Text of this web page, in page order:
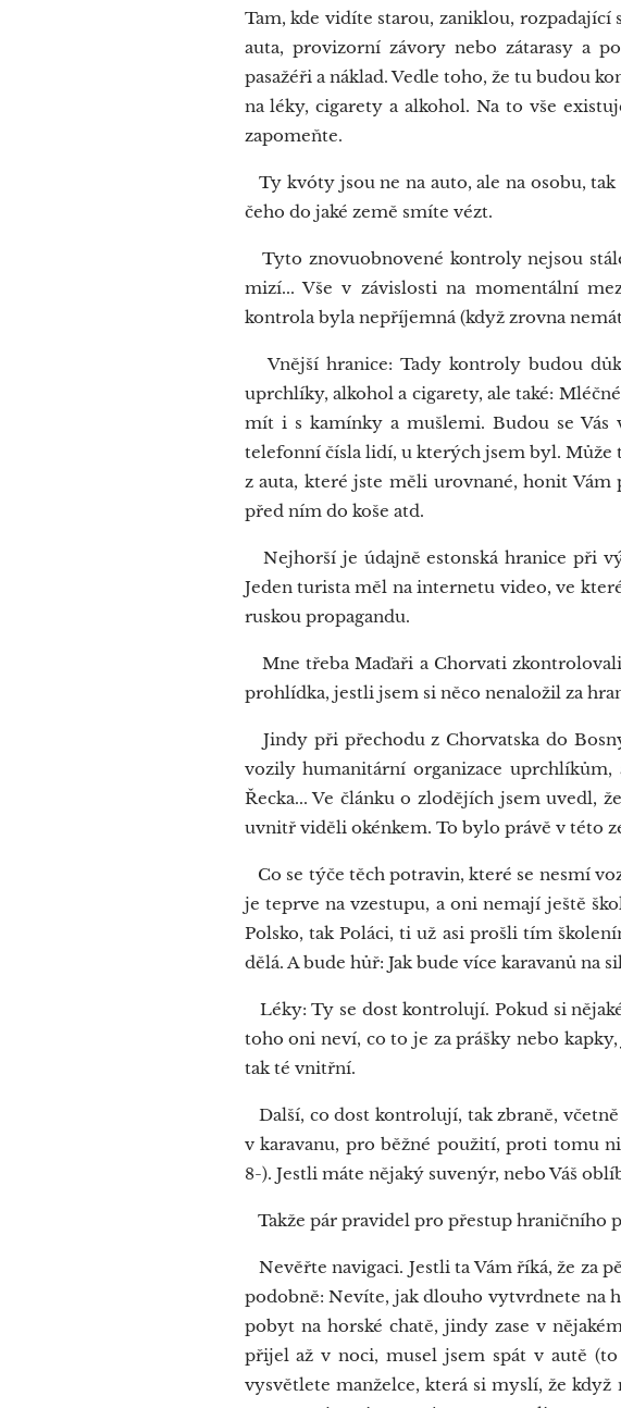
Tam, kde vidíte starou, zaniklou,
auta, provizorní závory nebo zátarasy a
pasažéři a náklad. Vedle toho, že tu budou
na léky, cigarety a alkohol. Na to vše
zapomeňte.
Ty kvóty jsou ne na auto, ale na osobu,
čeho do jaké země smíte vézt.
Tyto znovuobnovené kontroly nejsou
mizí... Vše v závislosti na momentální
kontrola byla nepříjemná (když zrovna
Vnější hranice: Tady kontroly budou
uprchlíky, alkohol a cigarety, ale také:
mít i s kamínky a mušlemi. Budou se Vás
telefonní čísla lidí, u kterých jsem byl. Může
z auta, které jste měli urovnané, honit
před ním do koše atd.
Nejhorší je údajně estonská hranice při
Jeden turista měl na internetu video, ve
ruskou propagandu.
Mne třeba Maďaři a Chorvati
prohlídka, jestli jsem si něco nenaložil za
Jindy při přechodu z Chorvatska do
vozily humanitární organizace
Řecka... Ve článku o zlodějích jsem
uvnitř viděli okénkem. To bylo právě v této
Co se týče těch potravin, které se nesmí
je teprve na vzestupu, a oni nemají ještě
Polsko, tak Poláci, ti už asi prošli tím
dělá. A bude hůř: Jak bude více karavanů
Léky: Ty se dost kontrolují. Pokud si
toho oni neví, co to je za prášky nebo
tak té vnitřní.
Další, co dost kontrolují, tak zbraně,
v karavanu, pro běžné použití, proti tomu
8-). Jestli máte nějaký suvenýr, nebo Váš
Takže pár pravidel pro přestup hraničního
Nevěřte navigaci. Jestli ta Vám říká, že za
podobně: Nevíte, jak dlouho vytvrdnete na
pobyt na horské chatě, jindy zase v
přijel až v noci, musel jsem spát v autě
vysvětlete manželce, která si myslí, že